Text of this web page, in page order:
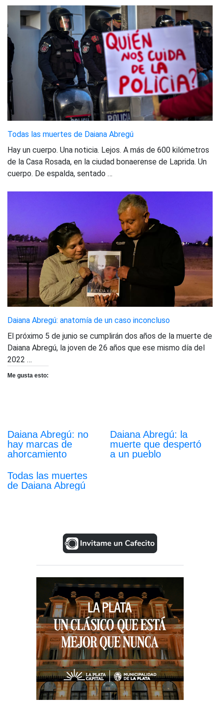
Todas las muertes de Daiana Abregú
Hay un cuerpo. Una noticia. Lejos. A más de 600 kilómetros
de la Casa Rosada, en la ciudad bonaerense de Laprida. Un
cuerpo. De espalda, sentado …
Daiana Abregú: anatomía de un caso inconcluso
El próximo 5 de junio se cumplirán dos años de la muerte de
Daiana Abregú, la joven de 26 años que ese mismo día del
2022 …
Me gusta esto:
Daiana Abregú: no
hay marcas de
ahorcamiento
Daiana Abregú: la
muerte que despertó
a un pueblo
Todas las muertes
de Daiana Abregú